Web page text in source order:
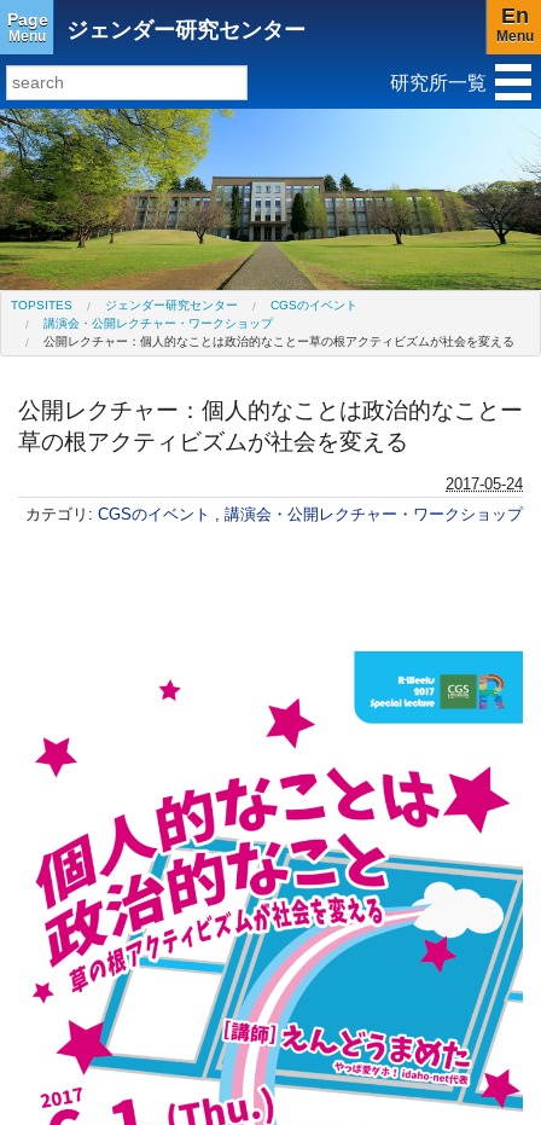
Page
Menu ジェンダー研究センター
En
Menu
研究所トップ 教育研究所
キリスト教と文化研究所 アジア文化研究所
平和研究所 グローバル言語教育研究センター(閉所)
ジェンダー研究センター
研究所一覧
TOPSITES ジェンダー研究センター
CGSのイベント
講演会・公開レクチャー・ワークショップ
公開レクチャー：個人的なことは政治的なことー草の根アクティビズムが社会を変える
公開レクチャー：個人的なことは政治的なことー
草の根アクティビズムが社会を変える
2017-05-24
カテゴリ: CGSのイベント , 講演会・公開レクチャー・ワークショップ